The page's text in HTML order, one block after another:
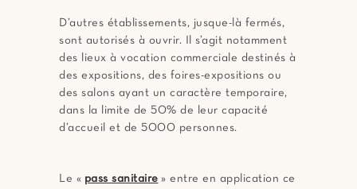
D’autres établissements, jusque-là fermés,
sont autorisés à ouvrir. Il s’agit notamment
des lieux à vocation commerciale destinés à
des expositions, des foires-expositions ou
des salons ayant un caractère temporaire,
dans la limite de 50% de leur capacité
d’accueil et de 5000 personnes.
Le « pass sanitaire » entre en application ce